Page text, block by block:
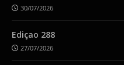
30/07/2026
Ediçao 288
27/07/2026